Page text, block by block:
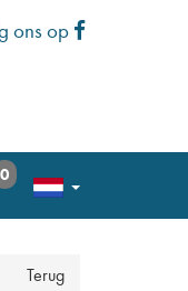
ons op Facebook
0
Terug